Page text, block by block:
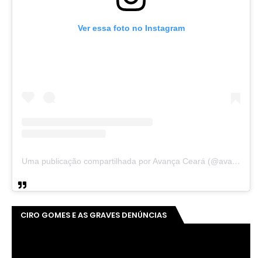
Ver essa foto no Instagram
Uma publicação compartilhada por Avança Ceará (@avancaceara)
CIRO GOMES E AS GRAVES DENÚNCIAS